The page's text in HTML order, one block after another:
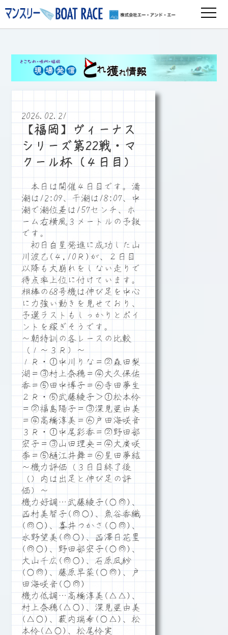
2026.02.21
【福岡】ヴィーナス
シリーズ第22戦・マ
クール杯（４日目）
本日は開催４日目です。満
潮は12:09、干潮は18:07、中
潮で潮位差は157センチ、ホ
ーム右横風３メートルの予報
です。
初日白星発進に成功した山
川波乙(４,10Ｒ)が、２日目
以降も大崩れをしない走りで
得点率上位に付けています。
相棒の68号機は伸び足を中心
に力強い動きを見せており、
予選ラストもしっかりとポイ
ントを稼ぎそうです。
～朝特訓の各レースの比較
（１～３Ｒ）～
１Ｒ・①中川りな＝②森田梨
湖＝③村上奈穂＝④大久保佑
香＝⑤田中博子＝⑥寺田夢生
２Ｒ・⑤武藤綾子＞①松本怜
＝②福島陽子＝③深見亜由美
＝④高橋淳美＝⑥戸田海咲音
３Ｒ・①中尾彩香＝②野田部
宏子＝③山田理央＝④大廣咲
季＝⑤樋江井舞＝⑥星田夢結
～機力評価（３日目終了後
（）内は出足と伸び足の評
価）～
機力好調…武藤綾子(○◎)、
西村美智子(◎○)、魚谷香織
(◎○)、喜井つかさ(○◎)、
水野望美(◎○)、西澤日花里
(◎○)、野田部宏子(○◎)、
大山千広(◎○)、石原凪紗
(○◎)、藤原早菜(○◎)、戸
田海咲音(○◎)
機力低調…高橋淳美(△△)、
村上奈穂(△○)、深見亜由美
(△○)、薮内瑞希(○△)、松
本怜(△○)、松尾怜実